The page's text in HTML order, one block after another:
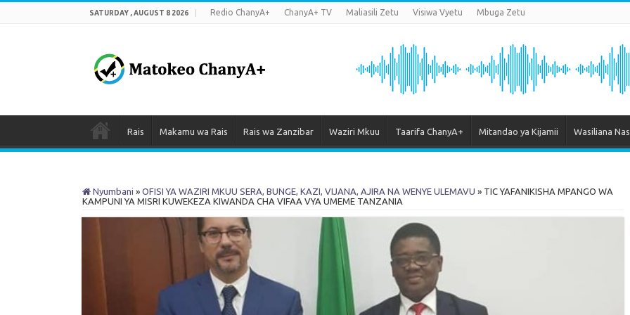
SATURDAY , AUGUST 8 2026 Redio ChanyA+ ChanyA+ TV Maliasili Zetu Visiwa Vyetu Mbuga Zetu
Rais Makamu wa Rais Rais wa Zanzibar Waziri Mkuu Taarifa ChanyA+ Mitandao ya Kijamii Wasiliana
Nyumbani » OFISI YA WAZIRI MKUU SERA, BUNGE, KAZI, VIJANA, AJIRA NA WENYE ULEMAVU » TIC YAFANIKISHA MPANGO WA
KAMPUNI YA MISRI KUWEKEZA KIWANDA CHA VIFAA VYA UMEME TANZANIA